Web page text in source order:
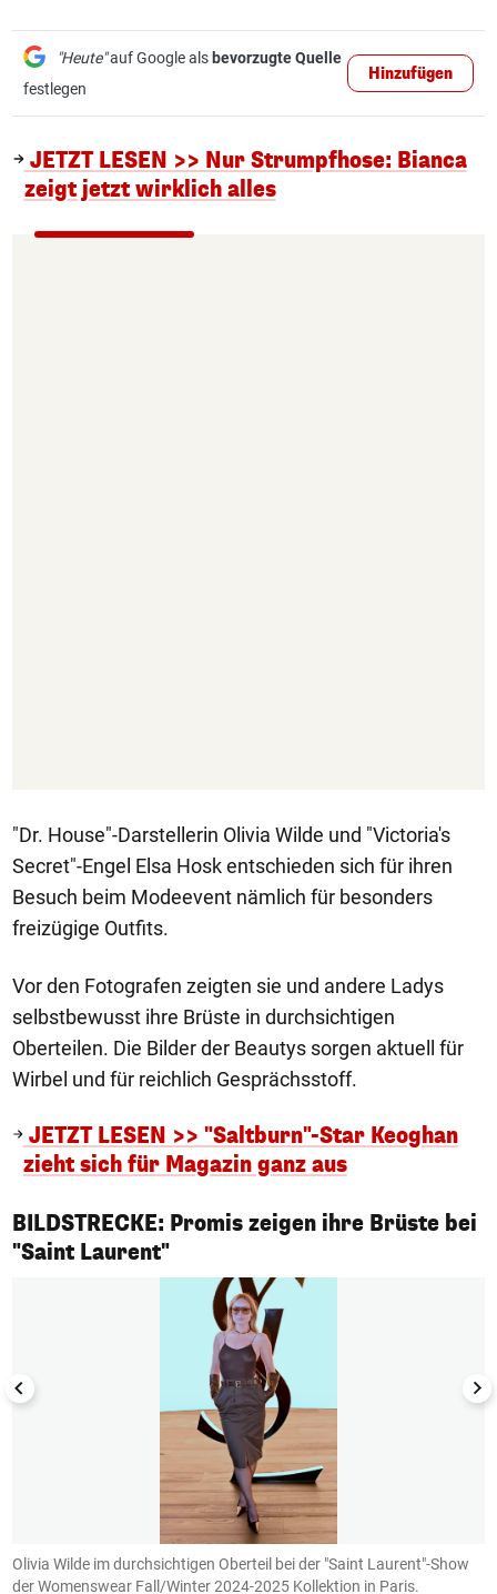
"Heute"auf Google als bevorzugte Quelle
festlegen
Hinzufügen
JETZT LESEN >> Nur Strumpfhose: Bianca
zeigt jetzt wirklich alles
"Dr. House"-Darstellerin Olivia Wilde und "Victoria's
Secret"-Engel Elsa Hosk entschieden sich für ihren
Besuch beim Modeevent nämlich für besonders
freizügige Outfits.
Vor den Fotografen zeigten sie und andere Ladys
selbstbewusst ihre Brüste in durchsichtigen
Oberteilen. Die Bilder der Beautys sorgen aktuell für
Wirbel und für reichlich Gesprächsstoff.
JETZT LESEN >> "Saltburn"-Star Keoghan
zieht sich für Magazin ganz aus
BILDSTRECKE: Promis zeigen ihre Brüste bei
"Saint Laurent"
1/5
Olivia Wilde im durchsichtigen Oberteil bei der "Saint Laurent"-Show
der Womenswear Fall/Winter 2024-2025 Kollektion in Paris.